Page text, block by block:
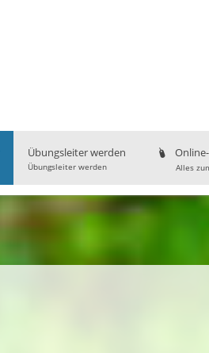
Übungsleiter werden
Übungsleiter werden Alles